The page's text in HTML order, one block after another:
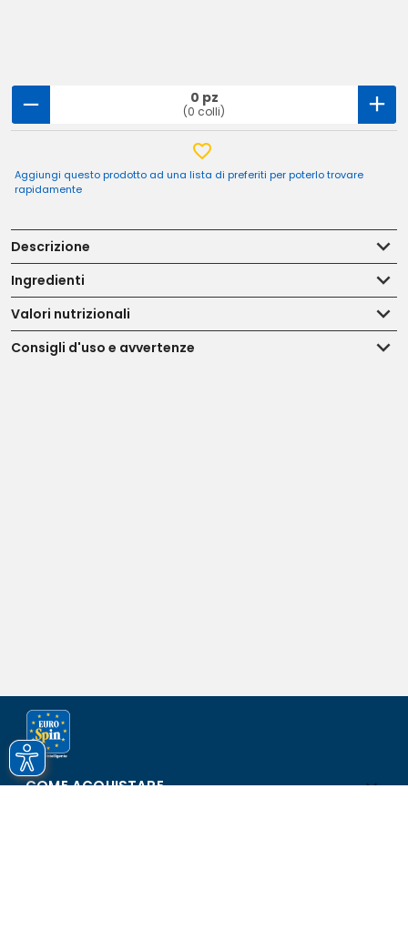
0 pz
(0 colli)
Aggiungi questo prodotto ad una lista di preferiti per poterlo trovare
rapidamente
Descrizione
Ingredienti
Valori nutrizionali
Consigli d'uso e avvertenze
COME ACQUISTARE